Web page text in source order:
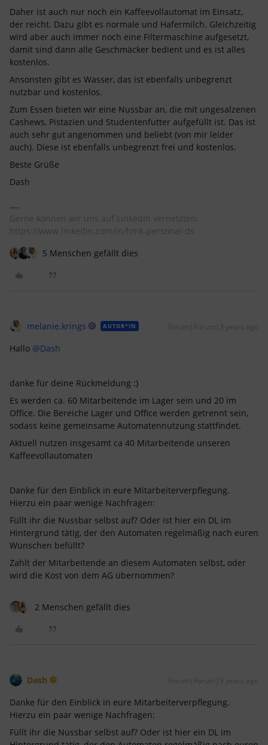
Daher ist auch nur noch ein Kaffeevollautomat im Einsatz,
der reicht. Dazu gibt es normale und Hafermilch. Gleichzeitig
wird aber auch immer noch eine Filtermaschine aufgesetzt,
damit sind dann alle Geschmäcker bedient und es ist alles
kostenlos.
Ansonsten gibt es Wasser, das ist ebenfalls unbegrenzt
nutzbar und kostenlos.
Zum Essen bieten wir eine Nussbar an, die mit ungesalzenen
Cashews, Pistazien und Studentenfutter aufgefüllt ist. Das ist
auch sehr gut angenommen und beliebt (von mir leider
auch). Diese ist ebenfalls unbegrenzt frei und kostenlos.
Beste Grüße
Dash
Gerne können wir uns auf LinkedIn vernetzten:
https://www.linkedin.com/in/hmk-personal-ds
5 Menschen gefällt dies
melanie.krings AUTOR*IN Forum|Forum|3 years ago
Hallo @Dash
danke für deine Rückmeldung :)
Es werden ca. 60 Mitarbeitende im Lager sein und 20 im
Office. Die Bereiche Lager und Office werden getrennt sein,
sodass keine gemeinsame Automatennutzung stattfindet.
Aktuell nutzen insgesamt ca 40 Mitarbeitende unseren
Kaffeevollautomaten
Danke für den Einblick in eure Mitarbeiterverpflegung.
Hierzu ein paar wenige Nachfragen:
Füllt ihr die Nussbar selbst auf? Oder ist hier ein DL im
Hintergrund tätig, der den Automaten regelmäßig nach euren
Wünschen befüllt?
Zahlt der Mitarbeitende an diesem Automaten selbst, oder
wird die Kost von dem AG übernommen?
2 Menschen gefällt dies
Dash Forum|Forum|3 years ago
Danke für den Einblick in eure Mitarbeiterverpflegung.
Hierzu ein paar wenige Nachfragen:
Füllt ihr die Nussbar selbst auf? Oder ist hier ein DL im